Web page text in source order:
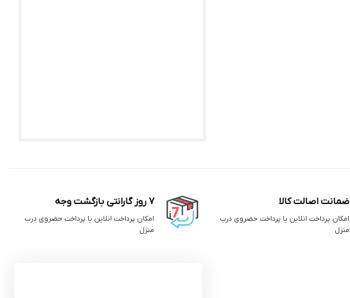
ضمانت اصالت کالا
امکان پرداخت انلاین یا پرداخت حضروی درب
منزل
7 روز گارانتی بازگشت وجه
امکان پرداخت انلاین یا پرداخت حضروی درب
منزل